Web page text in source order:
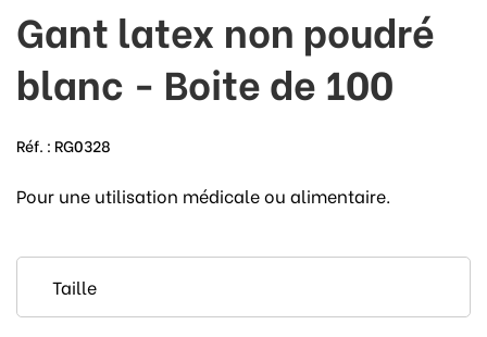
Gant latex non poudré
blanc - Boite de 100
Réf. : RG0328
Pour une utilisation médicale ou alimentaire.